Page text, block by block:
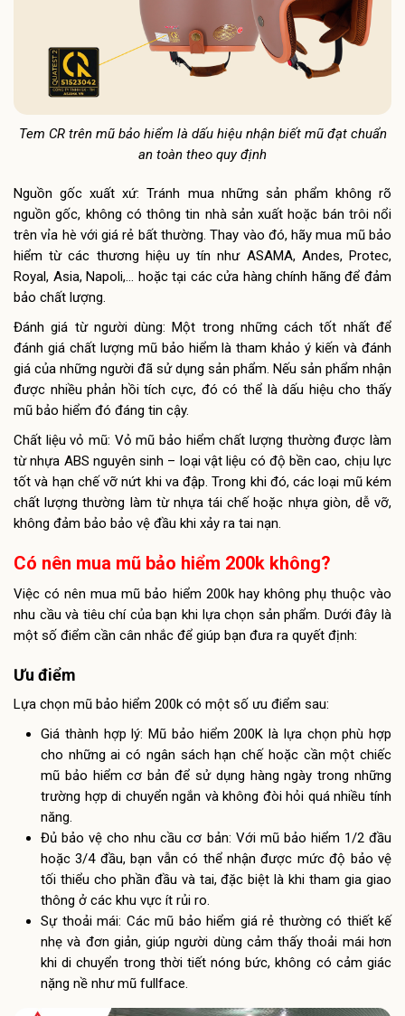
Tem CR trên mũ bảo hiểm là dấu hiệu nhận biết mũ đạt chuẩn
an toàn theo quy định
Nguồn gốc xuất xứ: Tránh mua những sản phẩm không rõ
nguồn gốc, không có thông tin nhà sản xuất hoặc bán trôi nổi
trên vỉa hè với giá rẻ bất thường. Thay vào đó, hãy mua mũ bảo
hiểm từ các thương hiệu uy tín như ASAMA, Andes, Protec,
Royal, Asia, Napoli,… hoặc tại các cửa hàng chính hãng để đảm
bảo chất lượng.
Đánh giá từ người dùng: Một trong những cách tốt nhất để
đánh giá chất lượng mũ bảo hiểm là tham khảo ý kiến và đánh
giá của những người đã sử dụng sản phẩm. Nếu sản phẩm nhận
được nhiều phản hồi tích cực, đó có thể là dấu hiệu cho thấy
mũ bảo hiểm đó đáng tin cậy.
Chất liệu vỏ mũ: Vỏ mũ bảo hiểm chất lượng thường được làm
từ nhựa ABS nguyên sinh – loại vật liệu có độ bền cao, chịu lực
tốt và hạn chế vỡ nứt khi va đập. Trong khi đó, các loại mũ kém
chất lượng thường làm từ nhựa tái chế hoặc nhựa giòn, dễ vỡ,
không đảm bảo bảo vệ đầu khi xảy ra tai nạn.
Có nên mua mũ bảo hiểm 200k không?
Việc có nên mua mũ bảo hiểm 200k hay không phụ thuộc vào
nhu cầu và tiêu chí của bạn khi lựa chọn sản phẩm. Dưới đây là
một số điểm cần cân nhắc để giúp bạn đưa ra quyết định:
Ưu điểm
Lựa chọn mũ bảo hiểm 200k có một số ưu điểm sau:
Giá thành hợp lý: Mũ bảo hiểm 200K là lựa chọn phù hợp
cho những ai có ngân sách hạn chế hoặc cần một chiếc
mũ bảo hiểm cơ bản để sử dụng hàng ngày trong những
trường hợp di chuyển ngắn và không đòi hỏi quá nhiều tính
năng.
Đủ bảo vệ cho nhu cầu cơ bản: Với mũ bảo hiểm 1/2 đầu
hoặc 3/4 đầu, bạn vẫn có thể nhận được mức độ bảo vệ
tối thiểu cho phần đầu và tai, đặc biệt là khi tham gia giao
thông ở các khu vực ít rủi ro.
Sự thoải mái: Các mũ bảo hiểm giá rẻ thường có thiết kế
nhẹ và đơn giản, giúp người dùng cảm thấy thoải mái hơn
khi di chuyển trong thời tiết nóng bức, không có cảm giác
nặng nề như mũ fullface.